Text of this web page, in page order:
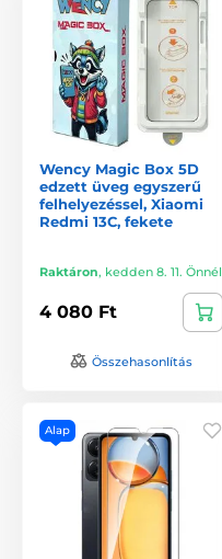
Wency Magic Box 5D
edzett üveg egyszerű
felhelyezéssel, Xiaomi
Redmi 13C, fekete
Raktáron, kedden 8. 11. Önnél
4 080 Ft
Összehasonlítás
Alap